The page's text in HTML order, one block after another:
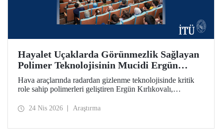
Hayalet Uçaklarda Görünmezlik Sağlayan
Polimer Teknolojisinin Mucidi Ergün
Kırlıkovalı, İTÜ’deydi
Hava araçlarında radardan gizlenme teknolojisinde kritik
role sahip polimerleri geliştiren Ergün Kırlıkovalı,
İTÜ’lülerle bir araya geldi.
24 Nis 2026 Araştırma